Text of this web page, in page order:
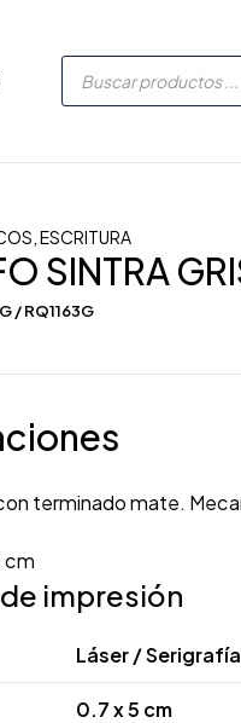
,ESCRITURA
SINTRA
/ RQ1163G
terminado mate.
cm
impresión
Láser / Serigrafía
0.7 x 5 cm